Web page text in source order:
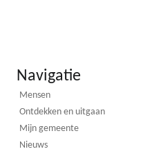
Navigatie
Mensen
Ontdekken en uitgaan
Mijn gemeente
Nieuws